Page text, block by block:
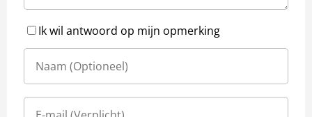
Ik wil antwoord op mijn opmerking